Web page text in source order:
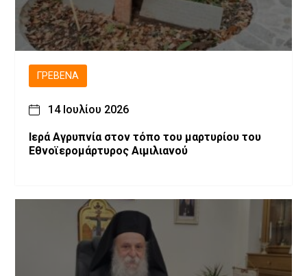
ΓΡΕΒΕΝΆ
14 Ιουλίου 2026
Ιερά Αγρυπνία στον τόπο του μαρτυρίου του
Εθνοϊερομάρτυρος Αιμιλιανού